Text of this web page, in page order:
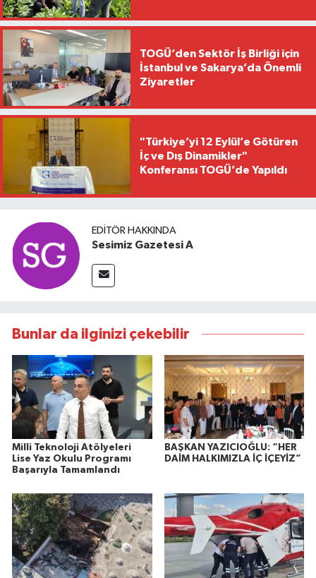
TOGÜ’den Sektör İş Birliği için
İstanbul ve Sakarya’da Önemli
Ziyaretler
"Türkiye’yi 12 Eylül’e Götüren
İç ve Dış Dinamikler"
Konferansı TOGÜ’de Yapıldı
EDITÖR HAKKINDA
Sesimiz Gazetesi A
Bunlar da ilginizi çekebilir
Milli Teknoloji Atölyeleri
Lise Yaz Okulu Programı
Başarıyla Tamamlandı
BAŞKAN YAZICIOĞLU: “HER
DAİM HALKIMIZLA İÇ İÇEYİZ”